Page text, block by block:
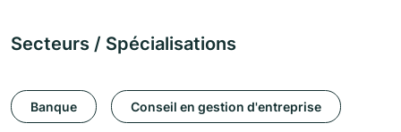
Secteurs / Spécialisations
Banque Conseil en gestion d'entreprise